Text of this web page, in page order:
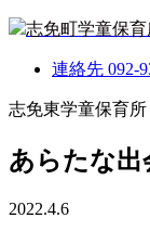
志免町学童保育
連絡先 092-
志免東学童保育所
あらたな出
2022.4.6